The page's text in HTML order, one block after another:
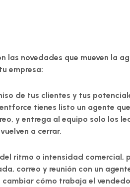
las novedades que mueven la
empresa:
de tus clientes y tus
tienes listo un agente
y entrega al equipo solo los
a cerrar.
ritmo o intensidad comercial,
correo y reunión con un
cómo trabaja el